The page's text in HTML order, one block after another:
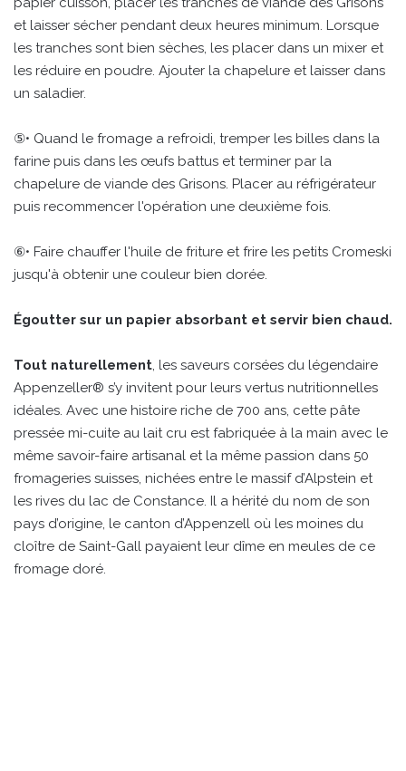
et laisser sécher pendant deux heures minimum. Lorsque
les tranches sont bien sèches, les placer dans un mixer et
les réduire en poudre. Ajouter la chapelure et laisser dans
un saladier.
⑤• Quand le fromage a refroidi, tremper les billes dans la
farine puis dans les œufs battus et terminer par la
chapelure de viande des Grisons. Placer au réfrigérateur
puis recommencer l'opération une deuxième fois.
⑥• Faire chauffer l'huile de friture et frire les petits Cromeski
jusqu'à obtenir une couleur bien dorée.
Égoutter sur un papier absorbant et servir bien chaud.
Tout naturellement, les saveurs corsées du légendaire
Appenzeller® s’y invitent pour leurs vertus nutritionnelles
idéales. Avec une histoire riche de 700 ans, cette pâte
pressée mi-cuite au lait cru est fabriquée à la main avec le
même savoir-faire artisanal et la même passion dans 50
fromageries suisses, nichées entre le massif d’Alpstein et
les rives du lac de Constance. Il a hérité du nom de son
pays d’origine, le canton d’Appenzell où les moines du
cloître de Saint-Gall payaient leur dîme en meules de ce
fromage doré.